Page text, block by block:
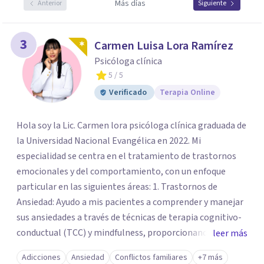
Anterior Más días Siguiente
3 Carmen Luisa Lora Ramírez
Psicóloga clínica
5 / 5
Verificado
Terapia Online
Hola soy la Lic. Carmen lora psicóloga clínica graduada de
la Universidad Nacional Evangélica en 2022. Mi
especialidad se centra en el tratamiento de trastornos
emocionales y del comportamiento, con un enfoque
particular en las siguientes áreas: 1. Trastornos de
Ansiedad: Ayudo a mis pacientes a comprender y manejar
sus ansiedades a través de técnicas de terapia cognitivo-
conductual (TCC) y mindfulness, proporcionando
herramientas prácticas para enfrentar situaciones
leer más
Adicciones Ansiedad Conflictos familiares +7 más